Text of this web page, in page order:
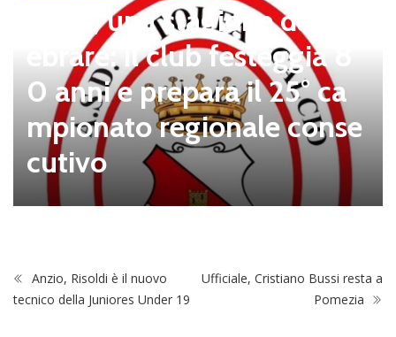
Tolfa, una stagione da cel
ebrare: il club festeggia 8
0 anni e prepara il 25° ca
mpionato regionale conse
cutivo
Anzio, Risoldi è il nuovo
tecnico della Juniores Under 19
Ufficiale, Cristiano Bussi resta a
Pomezia